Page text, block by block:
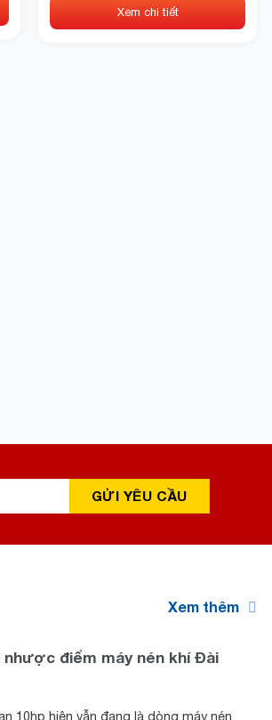
Xem chi tiết
Xem thêm
nhược điểm máy nén khí Đài
10hp hiện vẫn đang là dòng máy nén